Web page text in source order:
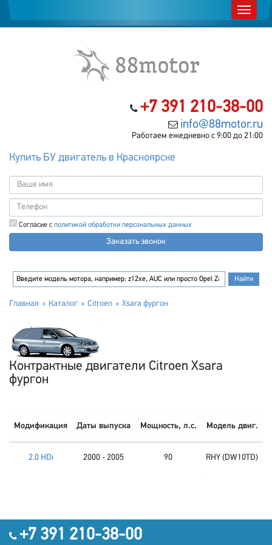
+7 391 210-38-00
info@88motor.ru
Работаем ежедневно с 9:00 до 21:00
Купить БУ двигатель в Красноярске
Согласие с политикой обработки персональных данных
Заказать звонок
Главная Каталог Citroen Xsara фургон
Контрактные двигатели Citroen Xsara
фургон
Модификация Даты выпуска Мощность, л.с. Модель двиг.
2.0 HDi 2000 - 2005 90 RHY (DW10TD)
+7 391 210-38-00